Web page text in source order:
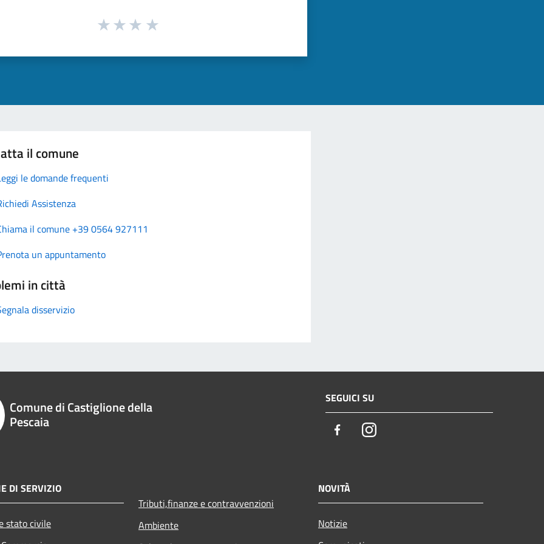
il comune
le domande frequenti
Assistenza
il comune +39 0564 927111
un appuntamento
in città
disservizio
Comune di Castiglione della
Pescaia
SEGUICI SU
FacebookInstagram
DI SERVIZIO
stato civile
Tributi,finanze e contravvenzioni
Ambiente
NOVITÀ
Notizie